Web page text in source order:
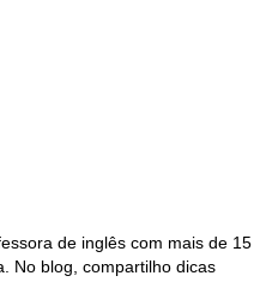
de inglês com mais de 15
No blog, compartilho dicas